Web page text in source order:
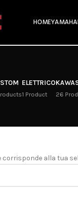
HOMEYAMAHA
ELETTRICO
1 Product 26
alla tua